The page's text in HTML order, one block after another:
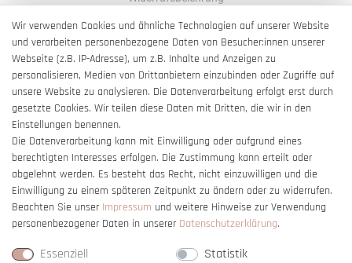
AGB
Impressum
Barrierefreiheitserklärung
Vertrag widerrufen
Wir verwenden Cookies und ähnliche Technologien auf unserer Website
und verarbeiten personenbezogene Daten von Besucher:innen unserer
Webseite (z.B. IP-Adresse), um z.B. Inhalte und Anzeigen zu
personalisieren, Medien von Drittanbietern einzubinden oder Zugriffe auf
unsere Website zu analysieren. Die Datenverarbeitung erfolgt erst durch
gesetzte Cookies. Wir teilen diese Daten mit Dritten, die wir in den
Einstellungen benennen.
Die Datenverarbeitung kann mit Einwilligung oder aufgrund eines
berechtigten Interesses erfolgen. Die Zustimmung kann erteilt oder
abgelehnt werden. Es besteht das Recht, nicht einzuwilligen und die
Einwilligung zu einem späteren Zeitpunkt zu ändern oder zu widerrufen.
Beachten Sie unser Impressum und weitere Hinweise zur Verwendung
personenbezogener Daten in unserer Daten­schutz­erklärung.
Essenziell
Statistik